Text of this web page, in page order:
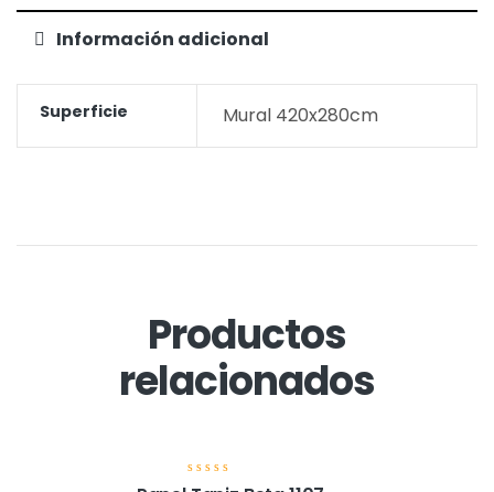
Información adicional
Superficie Mural 420x280cm
Productos
relacionados
V